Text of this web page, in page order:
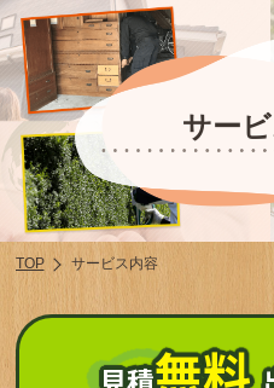
サー
TOP サービス内容
無料